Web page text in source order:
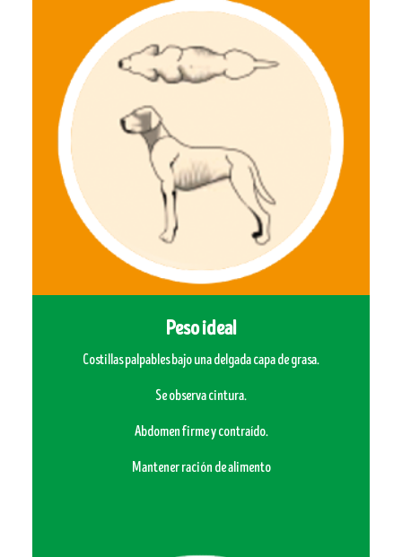
Peso ideal
Costillas palpables bajo una delgada capa de grasa.
Se observa cintura.
Abdomen firme y contraído.
Mantener ración de alimento